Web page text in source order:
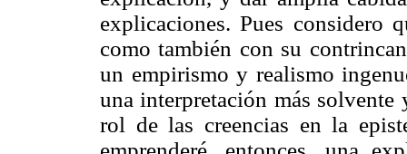
explicaciones. Pues considero
como también con su
un empirismo y realismo
una interpretación más solvente
rol de las creencias en la